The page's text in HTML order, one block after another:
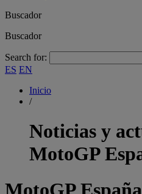
Buscador
Buscador
Search for:
ES EN
Inicio
/
Noticias y
MotoGP